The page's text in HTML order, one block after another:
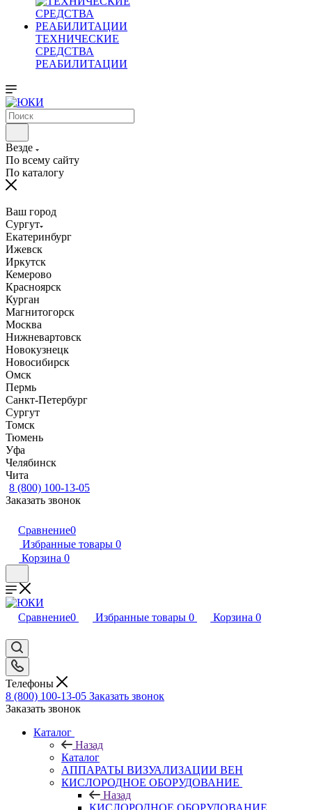
ТЕХНИЧЕСКИЕ
СРЕДСТВА
РЕАБИЛИТАЦИИ
Везде
По всему сайту
По каталогу
Ваш город
Сургут
Екатеринбург
Ижевск
Иркутск
Кемерово
Красноярск
Курган
Магнитогорск
Москва
Нижневартовск
Новокузнецк
Новосибирск
Омск
Пермь
Санкт-Петербург
Сургут
Томск
Тюмень
Уфа
Челябинск
Чита
8 (800) 100-13-05
Заказать звонок
Сравнение0
Избранные товары 0
Корзина 0
Сравнение0 Избранные товары 0 Корзина 0
Телефоны
8 (800) 100-13-05 Заказать звонок
Заказать звонок
Каталог
Назад
Каталог
АППАРАТЫ ВИЗУАЛИЗАЦИИ ВЕН
КИСЛОРОДНОЕ ОБОРУДОВАНИЕ
Назад
КИСЛОРОДНОЕ ОБОРУДОВАНИЕ